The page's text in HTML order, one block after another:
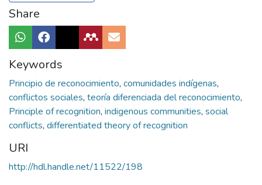
Share
Keywords
Principio de reconocimiento, comunidades indígenas,
conflictos sociales, teoría diferenciada del reconocimiento,
Principle of recognition, indigenous communities, social
conflicts, differentiated theory of recognition
URI
http://hdl.handle.net/11522/198